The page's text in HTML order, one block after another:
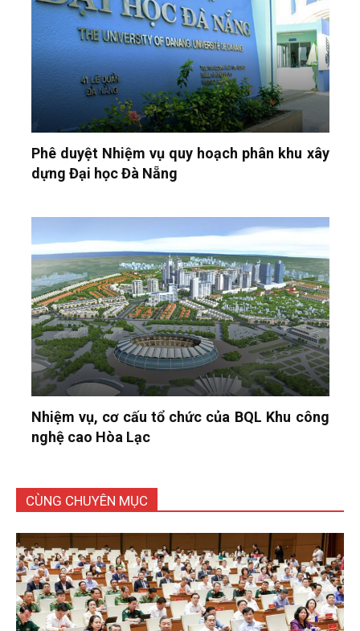
Phê duyệt Nhiệm vụ quy hoạch phân khu xây
dựng Đại học Đà Nẵng
Nhiệm vụ, cơ cấu tổ chức của BQL Khu công
nghệ cao Hòa Lạc
CÙNG CHUYÊN MỤC